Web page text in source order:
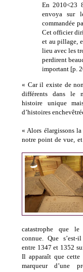
En 2010<23
envoya sur
commandée
Cet officier
et au pillage,
lieu avec les
perdirent
important [p.
« Car il existe de
différents dans le
histoire unique
d’histoires
« Alors élargissons
notre point de vue,
catastrophe que
connue. Que s’est-
entre 1347 et 1352
Il apparaît que cette
marqueur d’une